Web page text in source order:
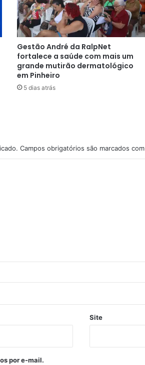
Gestão André da RalpNet
fortalece a saúde com mais um
grande mutirão dermatológico
em Pinheiro
5 dias atrás
Campos obrigatórios são marcados com
Site
por e-mail.